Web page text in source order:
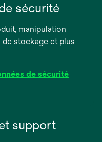
sécurité
manipulation
stockage et plus
de sécurité
support